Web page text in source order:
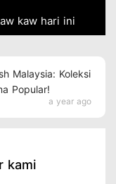
kaw hari ini
a year ago
Malaysia: Koleksi
Popular!
kami